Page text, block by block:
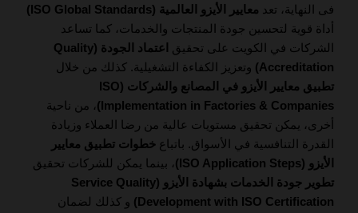
فى النهاية، تعد معايير الأيزو العالمية (ISO Global Standards)
أداة قوية لتحسين جودة المنتجات والخدمات، كما تساعد
الشركات في الكويت على تحقيق
اعتماد الجودة (Quality
Accreditation)
وتعزيز الكفاءة التشغيلية. كذلك من خلال
تطبيق معايير الأيزو في المصانع والشركات (ISO
Implementation in Factories & Companies) ، من ناحية
أخرى، يمكن تحقيق مستويات عالية من رضا العملاء وزيادة
القدرة التنافسية في الأسواق. باتباع خطوات تطبيق معايير
الأيزو (ISO Application Steps)
، بينما يمكن للشركات تحقيق
تطوير جودة الخدمات بشهادة الأيزو (Service Quality
Development with ISO Certification)
و كذلك لضمان